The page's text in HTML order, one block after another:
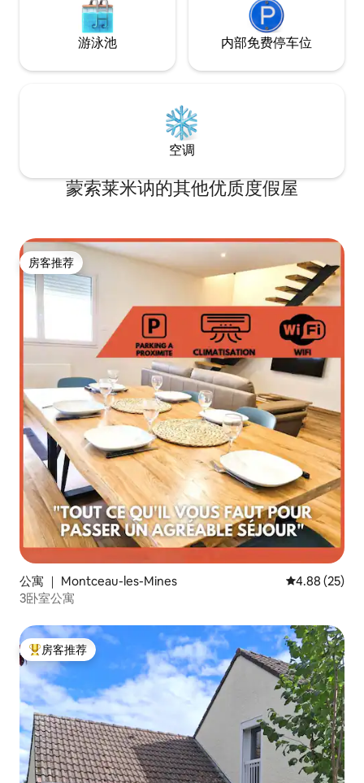
游泳池 内部免费停车位
空调
蒙索莱米讷的其他优质度假屋
房客推荐
房客推荐
公寓 ｜ Montceau-les-Mines 平均评分
4.88 (25)
3卧室公寓
热门「房客推荐」
房客推荐